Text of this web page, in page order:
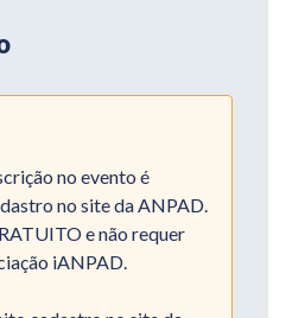
no evento é
no site da ANPAD.
e não requer
iANPAD.